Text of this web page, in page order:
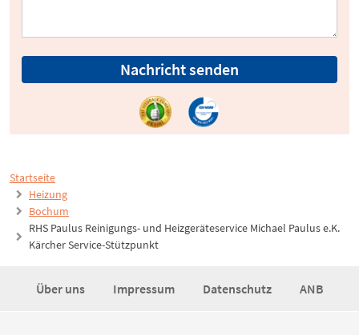
Startseite
Heizung
Bochum
RHS Paulus Reinigungs- und Heizgeräteservice Michael Paulus e.K.
Kärcher Service-Stützpunkt
Nachricht senden
Über uns Impressum Datenschutz ANB